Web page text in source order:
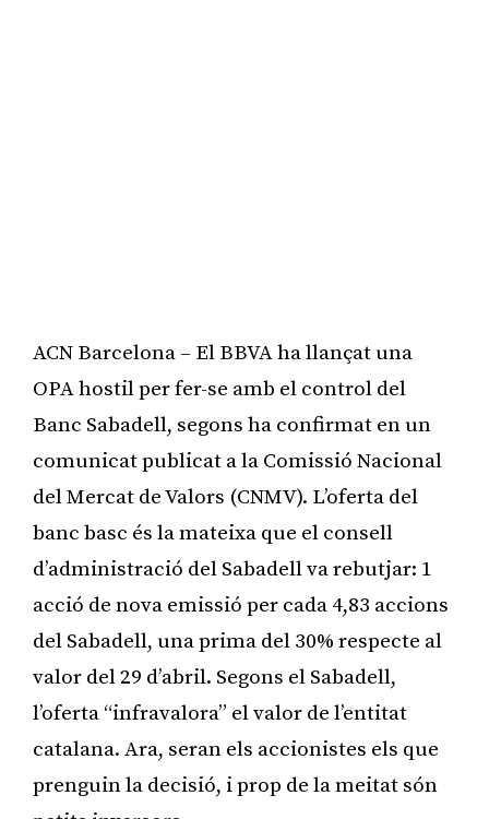
ACN Barcelona – El BBVA ha llançat una
OPA hostil per fer-se amb el control del
Banc Sabadell, segons ha confirmat en un
comunicat publicat a la Comissió Nacional
del Mercat de Valors (CNMV). L’oferta del
banc basc és la mateixa que el consell
d’administració del Sabadell va rebutjar: 1
acció de nova emissió per cada 4,83 accions
del Sabadell, una prima del 30% respecte al
valor del 29 d’abril. Segons el Sabadell,
l’oferta “infravalora” el valor de l’entitat
catalana. Ara, seran els accionistes els que
prenguin la decisió, i prop de la meitat són